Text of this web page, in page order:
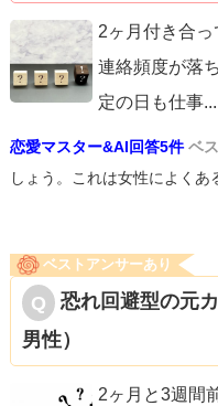
2ヶ月付き合
連絡頻度が落
定の日も仕事...
恋愛マスター&AI回答5件 ベ
しょう。これは女性によくあ
ベストアンサーあり
恐れ回避型の元
男性）
2ヶ月と3週間